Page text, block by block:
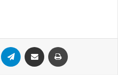
WhatsAppTelegram Compartilhar via e-mail